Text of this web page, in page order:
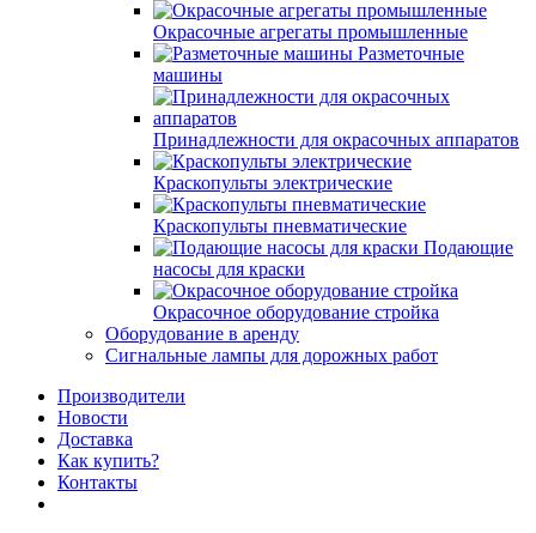
Окрасочные агрегаты промышленные
Разметочные
машины
Принадлежности для окрасочных аппаратов
Краскопульты электрические
Краскопульты пневматические
Подающие
насосы для краски
Окрасочное оборудование стройка
Оборудование в аренду
Сигнальные лампы для дорожных работ
Производители
Новости
Доставка
Как купить?
Контакты